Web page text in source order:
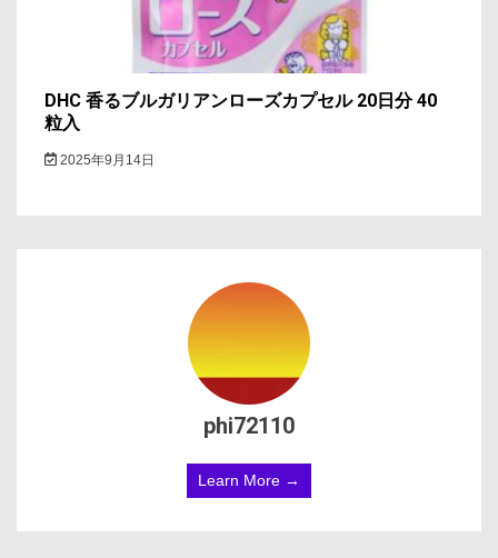
DHC 香るブルガリアンローズカプセル 20日分 40
粒入
2025年9月14日
phi72110
Learn More →